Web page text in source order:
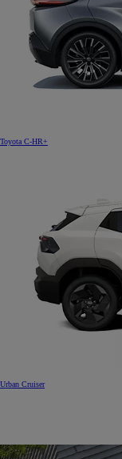
Toyota C-HR+
Urban Cruiser